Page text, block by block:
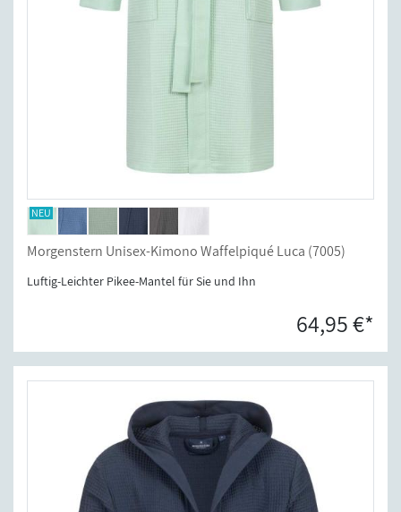
Morgenstern Unisex-Kimono Waffelpiqué Luca (7005)
Luftig-Leichter Pikee-Mantel für Sie und Ihn
64,95 €*